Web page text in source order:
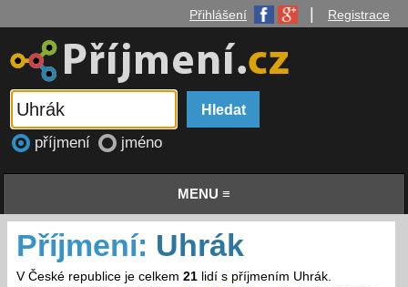
Přihlášení Registrace
příjmení jméno
MENU ≡
Příjmení: Uhrák
V České republice je celkem 21lidí s příjmením Uhrák.